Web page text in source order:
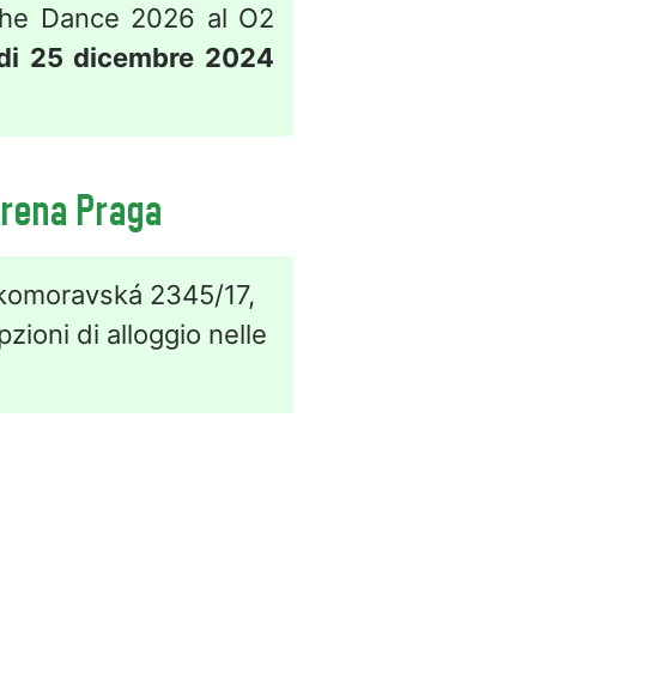
Dance 2026 al O2
25 dicembre 2024
Praga
2345/17,
di alloggio nelle